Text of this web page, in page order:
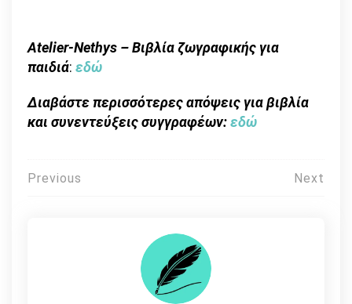
Atelier-Nethys – Βιβλία ζωγραφικής για
παιδιά: εδώ
Διαβάστε περισσότερες απόψεις για βιβλία
και συνεντεύξεις συγγραφέων:εδώ
Πλοήγηση
Previous Next